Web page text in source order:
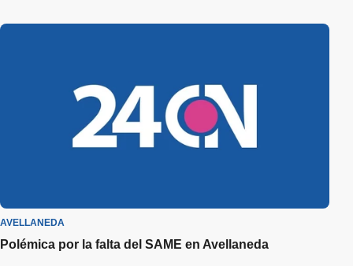
AVELLANEDA
Polémica por la falta del SAME en Avellaneda